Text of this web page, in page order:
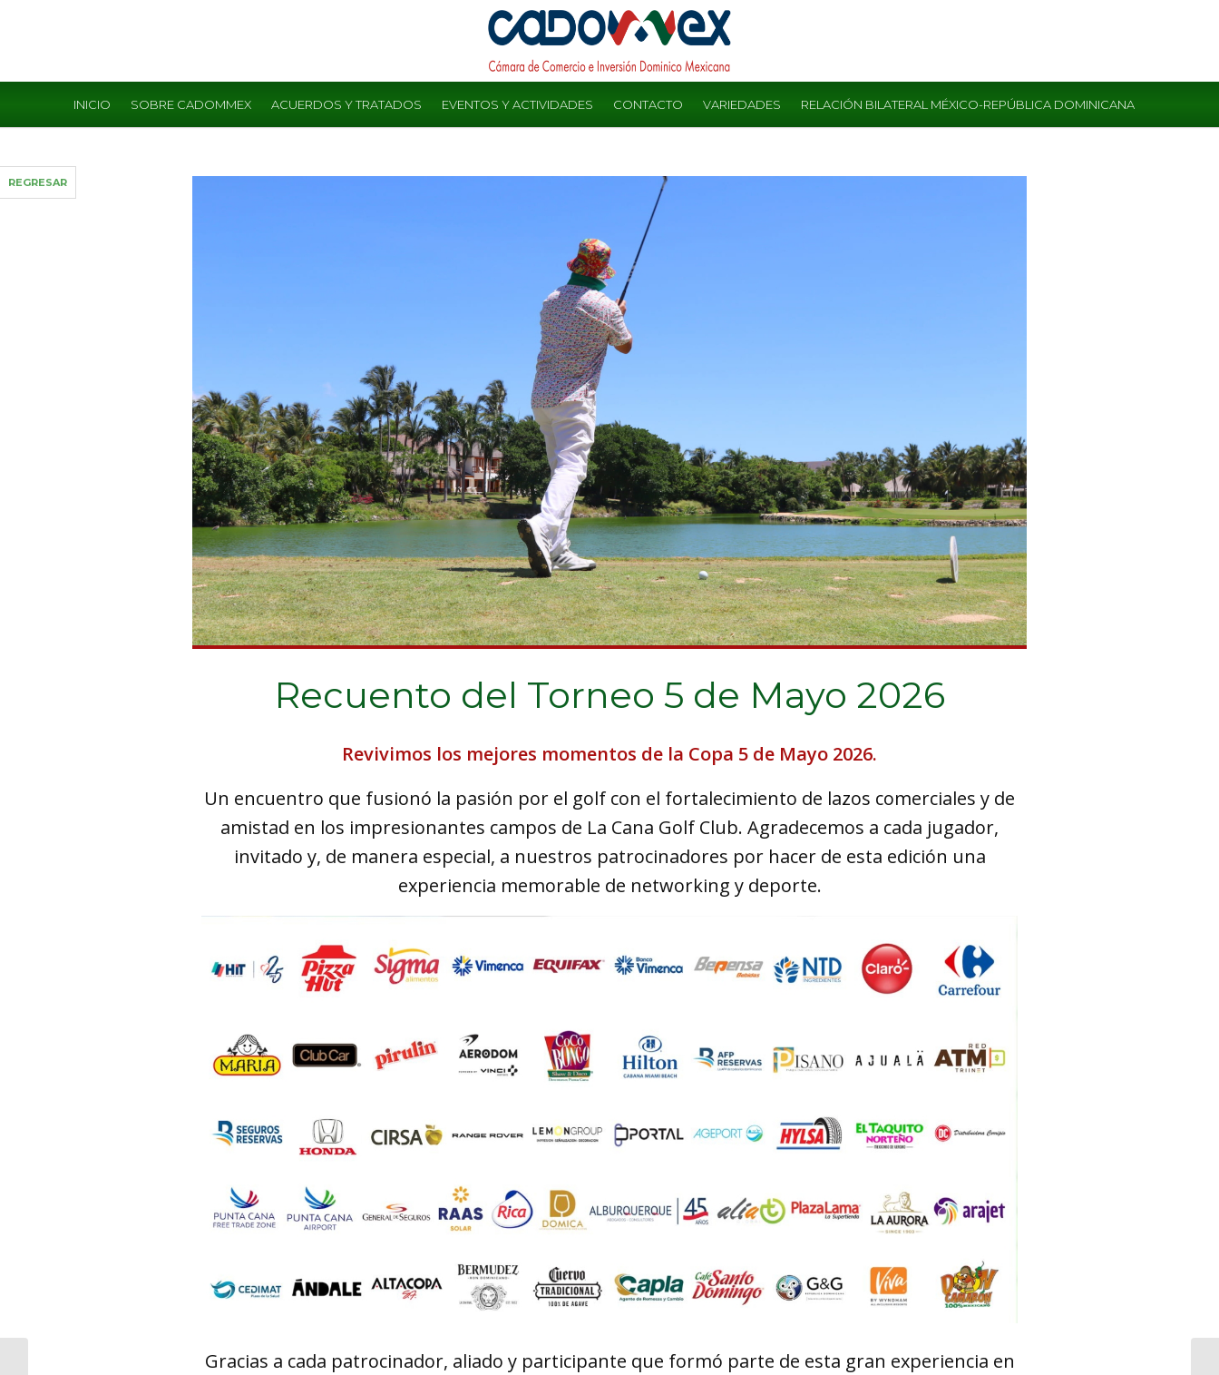
INICIO SOBRE CADOMMEX ACUERDOS Y TRATADOS EVENTOS Y ACTIVIDADES CONTACTO VARIEDADES RELACIÓN BILATERAL MÉXICO-REPÚBLICA DOMINICANA
REGRESAR
Recuento del Torneo 5 de Mayo 2026
Revivimos los mejores momentos de la Copa 5 de Mayo 2026.
Un encuentro que fusionó la pasión por el golf con el fortalecimiento de lazos comerciales y de
amistad en los impresionantes campos de La Cana Golf Club. Agradecemos a cada jugador,
invitado y, de manera especial, a nuestros patrocinadores por hacer de esta edición una
experiencia memorable de networking y deporte.
Gracias a cada patrocinador, aliado y participante que formó parte de esta gran experiencia en